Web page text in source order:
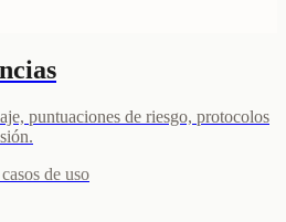
puntuaciones de riesgo, protocolos
casos de uso